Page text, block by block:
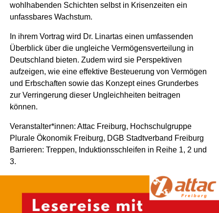
wohlhabenden Schichten selbst in Krisenzeiten ein
unfassbares Wachstum.
In ihrem Vortrag wird Dr. Linartas einen umfassenden
Überblick über die ungleiche Vermögensverteilung in
Deutschland bieten. Zudem wird sie Perspektiven
aufzeigen, wie eine effektive Besteuerung von Vermögen
und Erbschaften sowie das Konzept eines Grunderbes
zur Verringerung dieser Ungleichheiten beitragen
können.
Veranstalter*innen: Attac Freiburg, Hochschulgruppe
Plurale Ökonomik Freiburg, DGB Stadtverband Freiburg
Barrieren: Treppen, Induktionsschleifen in Reihe 1, 2 und
3.